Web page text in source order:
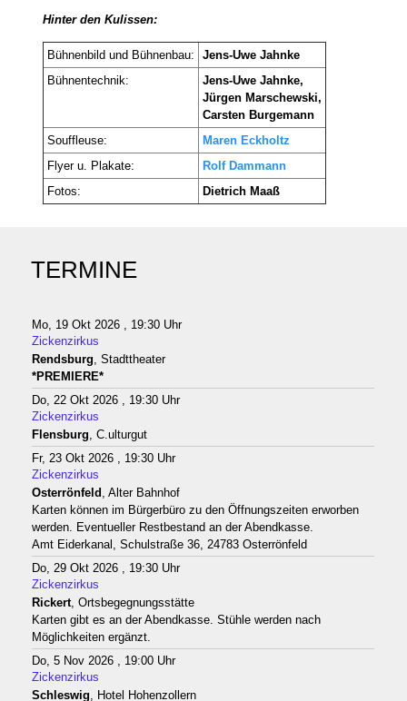
Hinter den Kulissen:
Bühnenbild und Bühnenbau:
Jens-Uwe Jahnke
Bühnentechnik:
Jens-Uwe Jahnke,
Jürgen Marschewski,
Carsten Burgemann
Souffleuse:
Maren Eckholtz
Flyer u. Plakate:
Rolf Dammann
Fotos:
Dietrich Maaß
TERMINE
Mo, 19 Okt 2026 , 19:30 Uhr
Zickenzirkus
Rendsburg, Stadttheater
*PREMIERE*
Do, 22 Okt 2026 , 19:30 Uhr
Zickenzirkus
Flensburg, C.ulturgut
Fr, 23 Okt 2026 , 19:30 Uhr
Zickenzirkus
Osterrönfeld , Alter Bahnhof
Karten können im Bürgerbüro zu den Öffnungszeiten erworben
werden. Eventueller Restbestand an der Abendkasse.
Amt Eiderkanal, Schulstraße 36, 24783 Osterrönfeld
Do, 29 Okt 2026 , 19:30 Uhr
Zickenzirkus
Rickert, Ortsbegegnungsstätte
Karten gibt es an der Abendkasse. Stühle werden nach
Möglichkeiten ergänzt.
Do, 5 Nov 2026 , 19:00 Uhr
Zickenzirkus
Schleswig, Hotel Hohenzollern